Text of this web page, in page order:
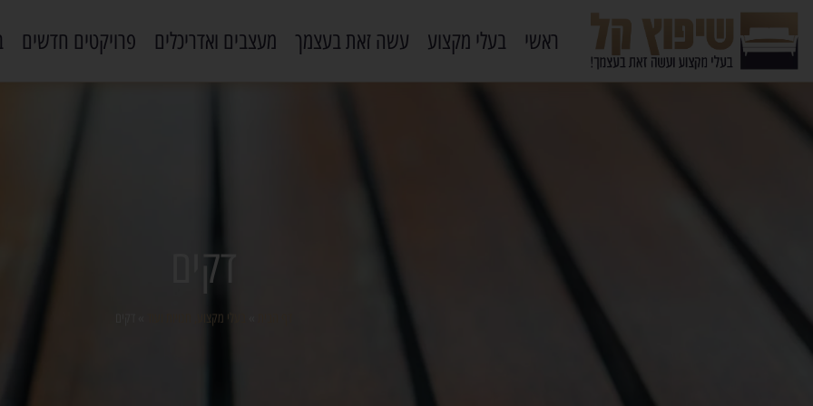
ראשי בעלי מקצוע עשה זאת בעצמך מעצבים ואדריכלים פרויקטים חדשים
דקים
בעלי מקצוע, חנויות ועוד